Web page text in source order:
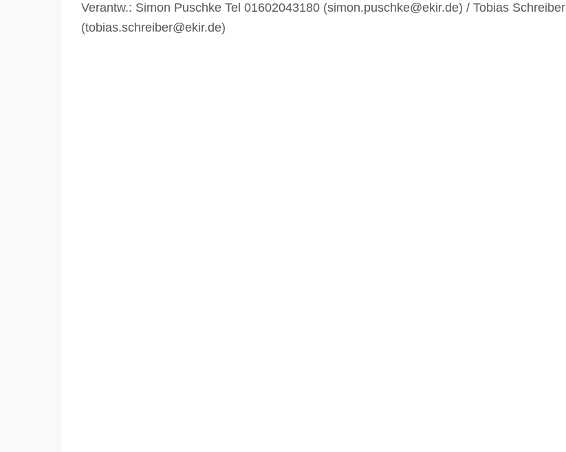
Verantw.: Simon Puschke Tel 01602043180 (simon.puschke@ekir.de) / Tobias Schreiber
(tobias.schreiber@ekir.de)